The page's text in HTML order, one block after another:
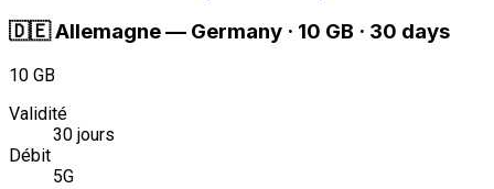
🇩🇪Allemagne— Germany · 10 GB · 30 days
10 GB
Validité
30 jours
Débit
5G